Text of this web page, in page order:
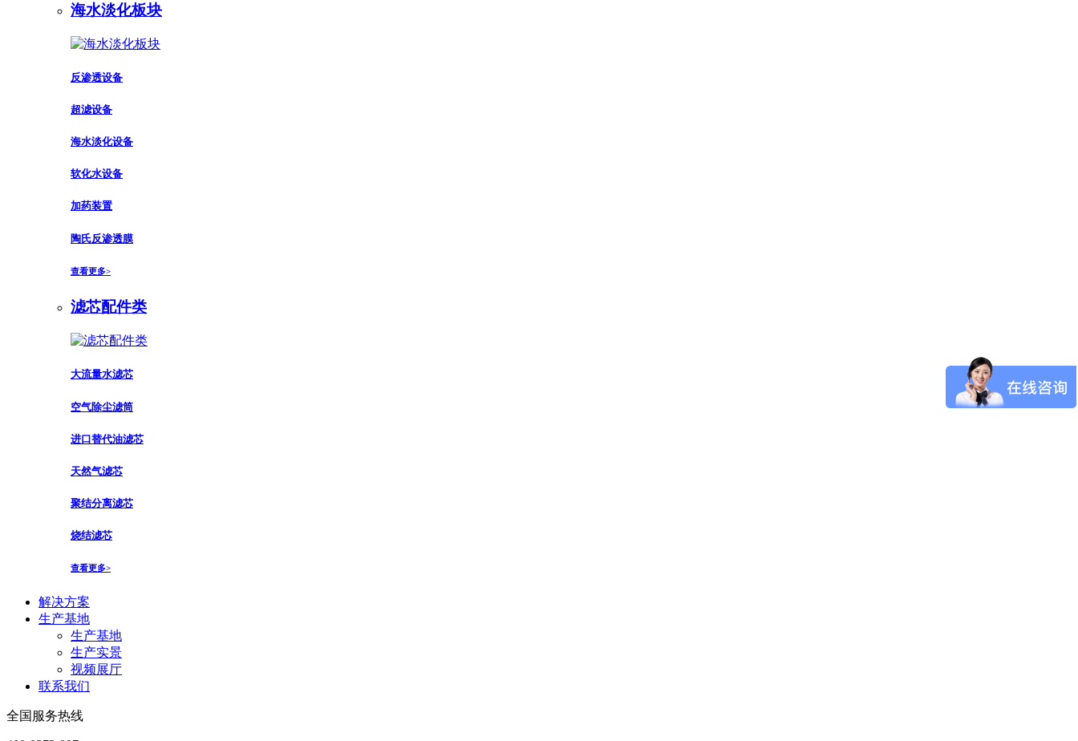
海水淡化板块
反渗透设备
超滤设备
海水淡化设备
软化水设备
加药装置
陶氏反渗透膜
查看更多>
滤芯配件类
大流量水滤芯
空气除尘滤筒
进口替代油滤芯
天然气滤芯
聚结分离滤芯
烧结滤芯
查看更多>
解决方案
生产基地
生产基地
生产实景
视频展厅
联系我们
全国服务热线